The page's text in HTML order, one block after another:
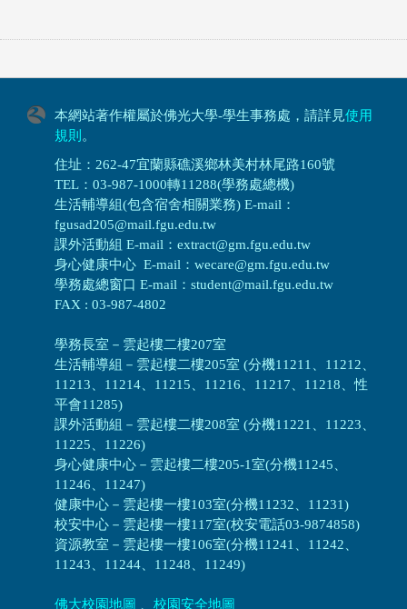
本網站著作權屬於佛光大學-學生事務處，請詳見使用
規則 。
住址：262-47宜蘭縣礁溪鄉林美村林尾路160號
TEL：03-987-1000轉11288(學務處總機)
生活輔導組(包含宿舍相關業務) E-mail：
fgusad205@mail.fgu.edu.tw
課外活動組 E-mail：extract@gm.fgu.edu.tw
身心健康中心 E-mail：wecare@gm.fgu.edu.tw
學務處總窗口 E-mail：student@mail.fgu.edu.tw
FAX : 03-987-4802
學務長室－雲起樓二樓207室
生活輔導組 － 雲起樓二樓205室 (分機11211、11212、
11213、11214、11215、11216、11217、11218、性
平會11285)
課外活動組 － 雲起樓二樓208室 (分機11221、11223、
11225、11226)
身心健康中心 － 雲起樓二樓205-1室(分機11245、
11246、11247)
健康中心－ 雲起樓一樓103室(分機11232、11231)
校安中心－ 雲起樓一樓117室(校安電話03-9874858)
資源教室 － 雲起樓一樓106室(分機11241、11242、
11243、11244、11248、11249)
佛大校園地圖 校園安全地圖